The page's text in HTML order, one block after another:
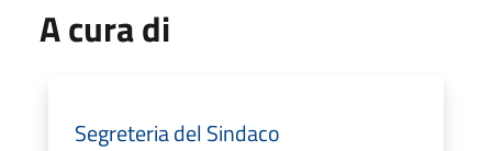
A cura di
Segreteria del Sindaco